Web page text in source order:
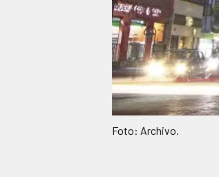
Foto: Archivo.